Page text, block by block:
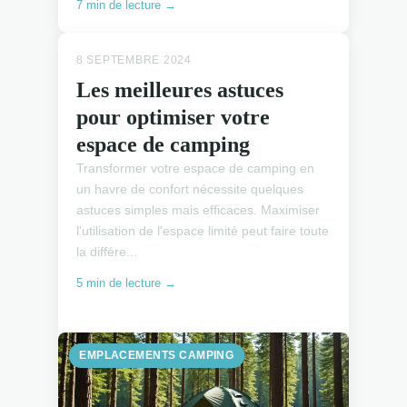
7 min de lecture →
EMPLACEMENTS CAMPING
8 SEPTEMBRE 2024
Les meilleures astuces
pour optimiser votre
espace de camping
Transformer votre espace de camping en
un havre de confort nécessite quelques
astuces simples mais efficaces. Maximiser
l'utilisation de l'espace limité peut faire toute
la différe...
5 min de lecture →